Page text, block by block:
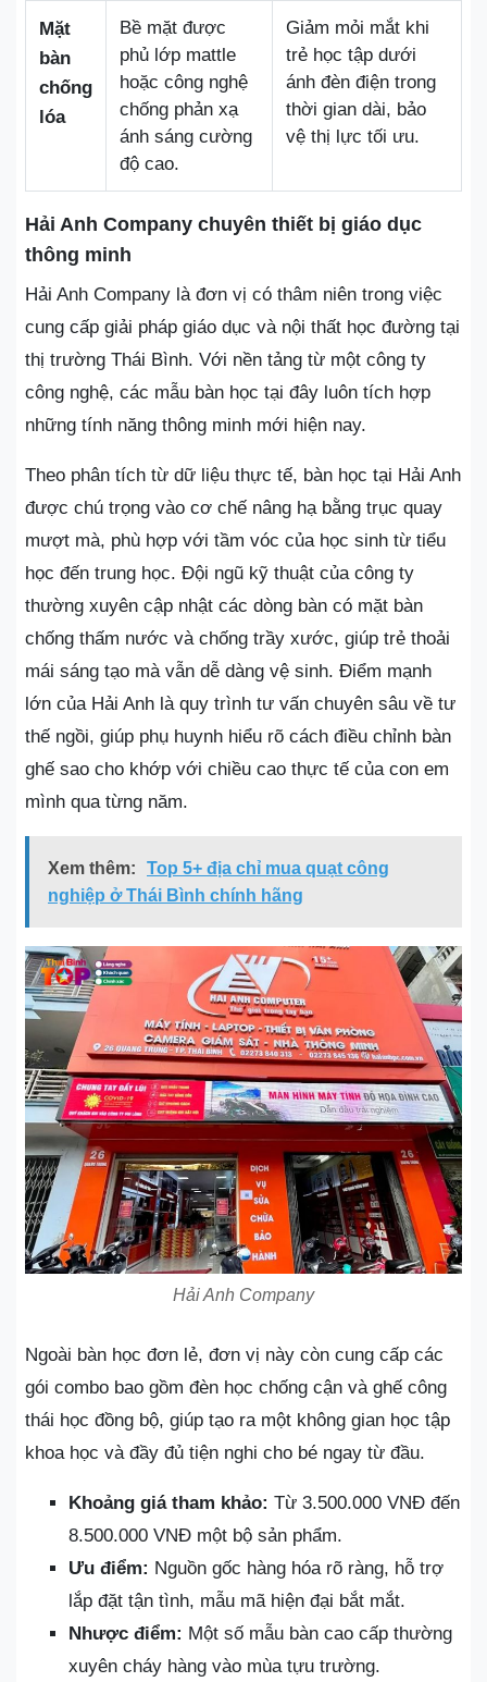
Mặt
bàn
chống
lóa
Bề mặt được
phủ lớp mattle
hoặc công nghệ
chống phản xạ
ánh sáng cường
độ cao.
Giảm mỏi mắt khi
trẻ học tập dưới
ánh đèn điện trong
thời gian dài, bảo
vệ thị lực tối ưu.
Hải Anh Company chuyên thiết bị giáo dục
thông minh
Hải Anh Company là đơn vị có thâm niên trong việc
cung cấp giải pháp giáo dục và nội thất học đường tại
thị trường Thái Bình. Với nền tảng từ một công ty
công nghệ, các mẫu bàn học tại đây luôn tích hợp
những tính năng thông minh mới hiện nay.
Theo phân tích từ dữ liệu thực tế, bàn học tại Hải Anh
được chú trọng vào cơ chế nâng hạ bằng trục quay
mượt mà, phù hợp với tầm vóc của học sinh từ tiểu
học đến trung học. Đội ngũ kỹ thuật của công ty
thường xuyên cập nhật các dòng bàn có mặt bàn
chống thấm nước và chống trầy xước, giúp trẻ thoải
mái sáng tạo mà vẫn dễ dàng vệ sinh. Điểm mạnh
lớn của Hải Anh là quy trình tư vấn chuyên sâu về tư
thế ngồi, giúp phụ huynh hiểu rõ cách điều chỉnh bàn
ghế sao cho khớp với chiều cao thực tế của con em
mình qua từng năm.
Xem thêm:
Top 5+ địa chỉ mua quạt công
nghiệp ở Thái Bình chính hãng
Hải Anh Company
Ngoài bàn học đơn lẻ, đơn vị này còn cung cấp các
gói combo bao gồm đèn học chống cận và ghế công
thái học đồng bộ, giúp tạo ra một không gian học tập
khoa học và đầy đủ tiện nghi cho bé ngay từ đầu.
Khoảng giá tham khảo: Từ 3.500.000 VNĐ đến
8.500.000 VNĐ một bộ sản phẩm.
Ưu điểm: Nguồn gốc hàng hóa rõ ràng, hỗ trợ
lắp đặt tận tình, mẫu mã hiện đại bắt mắt.
Nhược điểm: Một số mẫu bàn cao cấp thường
xuyên cháy hàng vào mùa tựu trường.